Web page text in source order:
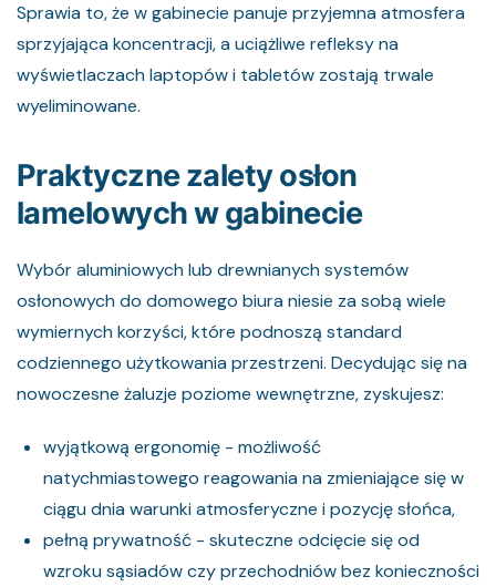
Sprawia to, że w gabinecie panuje przyjemna atmosfera
sprzyjająca koncentracji, a uciążliwe refleksy na
wyświetlaczach laptopów i tabletów zostają trwale
wyeliminowane.
Praktyczne zalety osłon
lamelowych w gabinecie
Wybór aluminiowych lub drewnianych systemów
osłonowych do domowego biura niesie za sobą wiele
wymiernych korzyści, które podnoszą standard
codziennego użytkowania przestrzeni. Decydując się na
nowoczesne żaluzje poziome wewnętrzne, zyskujesz:
wyjątkową ergonomię - możliwość
natychmiastowego reagowania na zmieniające się w
ciągu dnia warunki atmosferyczne i pozycję słońca,
pełną prywatność - skuteczne odcięcie się od
wzroku sąsiadów czy przechodniów bez konieczności